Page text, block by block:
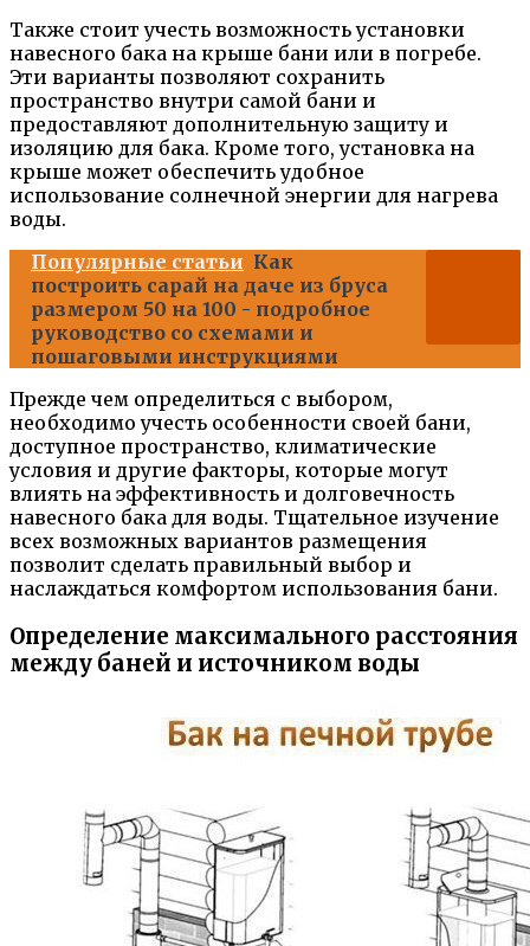
Также стоит учесть возможность установки
навесного бака на крыше бани или в погребе.
Эти варианты позволяют сохранить
пространство внутри самой бани и
предоставляют дополнительную защиту и
изоляцию для бака. Кроме того, установка на
крыше может обеспечить удобное
использование солнечной энергии для нагрева
воды.
Популярные статьи Как
построить сарай на даче из бруса
размером 50 на 100 - подробное
руководство со схемами и
пошаговыми инструкциями
Прежде чем определиться с выбором,
необходимо учесть особенности своей бани,
доступное пространство, климатические
условия и другие факторы, которые могут
влиять на эффективность и долговечность
навесного бака для воды. Тщательное изучение
всех возможных вариантов размещения
позволит сделать правильный выбор и
наслаждаться комфортом использования бани.
Определение максимального расстояния
между баней и источником воды